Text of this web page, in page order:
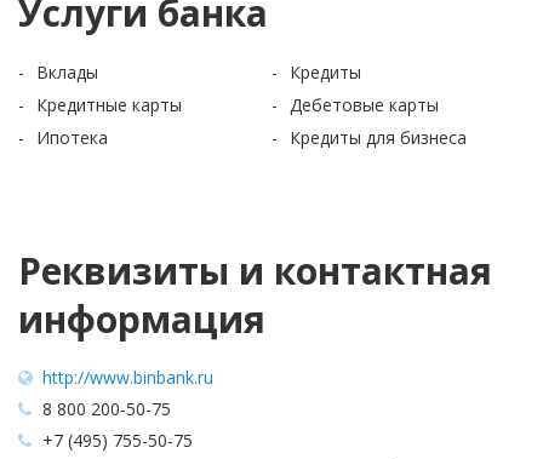
Услуги банка
Вклады
Кредиты
Кредитные карты
Дебетовые карты
Ипотека
Кредиты для бизнеса
Реквизиты и контактная
информация
http://www.binbank.ru
8 800 200-50-75
+7 (495) 755-50-75